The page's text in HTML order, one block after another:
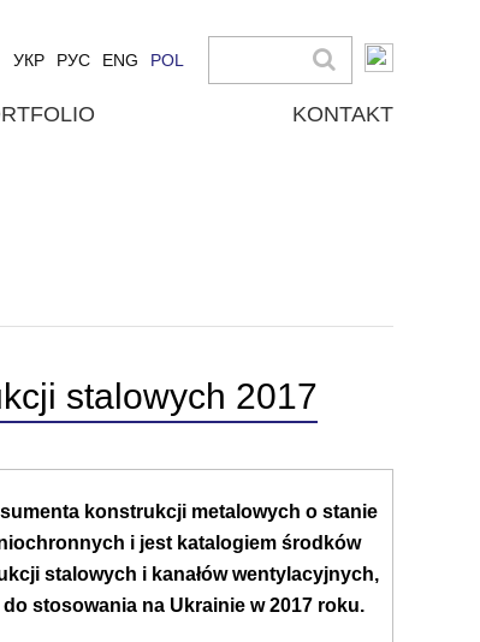
УКР РУС ENG POL
KONTAKT
stalowych 2017
konstrukcji metalowych o stanie
i jest katalogiem środków
stalowych i kanałów wentylacyjnych,
stosowania na Ukrainie w 2017 roku.